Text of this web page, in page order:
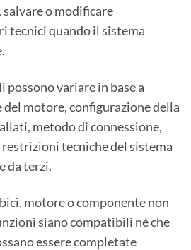
o modificare
tecnici quando il sistema
variare in base a
del motore, configurazione della
metodo di connessione,
tecniche del sistema
da terzi.
motore o componente non
siano compatibili né che
essere completate